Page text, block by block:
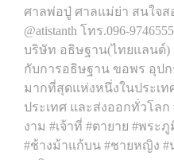
ศาลพ่อปู่ ศาลแม่ย่า สนใจส
@atistanth โทร.096-
บริษัท อธิษฐาน(ไทยแลนด์)
กับการอธิษฐาน ขอพร อุป
มากที่สุดแห่งหนึ่งในประเท
ประเทศ และส่งออกทั่วโล
งาม #เจ้าที่ #ตายาย #พระ
#ช้างม้าแก้บน #ชายหญิง #